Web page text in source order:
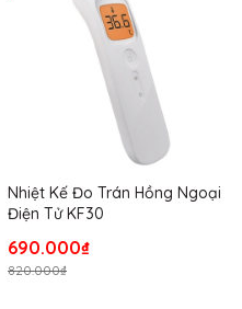
Nhiệt Kế Đo Trán Hồng Ngoại
Điện Tử KF30
690.000₫
820.000₫